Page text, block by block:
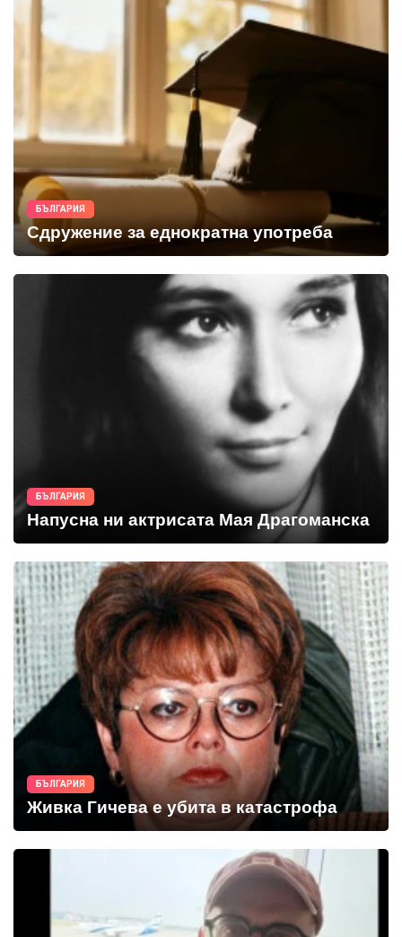
БЪЛГАРИЯ
Сдружение за еднократна употреба
БЪЛГАРИЯ
Напусна ни актрисата Мая Драгоманска
БЪЛГАРИЯ
Живка Гичева е убита в катастрофа